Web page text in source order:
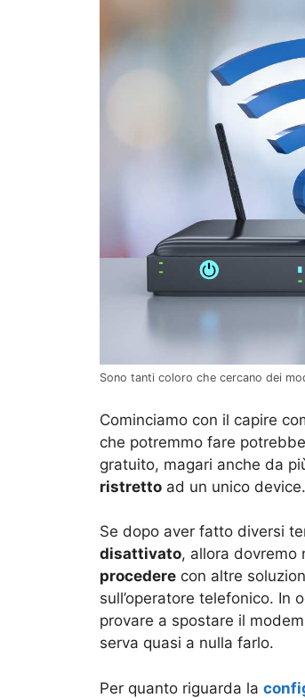
Sono tanti coloro che cercano dei
Cominciamo con il capire
che potremmo fare
gratuito, magari anche da
ristretto ad un unico device.
Se dopo aver fatto diversi
disattivato, allora dovremo
procedere con altre
sull’operatore telefonico. In
provare a spostare il
serva quasi a nulla farlo.
Per quanto riguarda la